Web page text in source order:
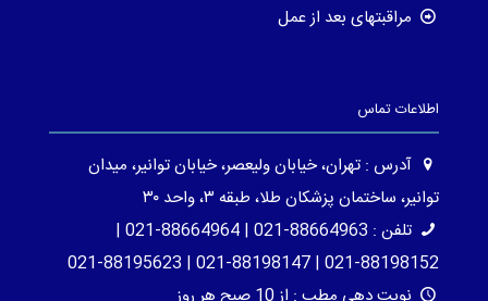
مراقبتهای بعد از عمل
اطلاعات تماس
آدرس : تهران، خیابان ولیعصر، خیابان توانیر، میدان
توانیر، ساختمان پزشکان طلا، طبقه ۳، واحد ۳۰
تلفن : 88664963-021 | 88664964-021 |
88198152-021 | 88198147-021 | 88195623-021